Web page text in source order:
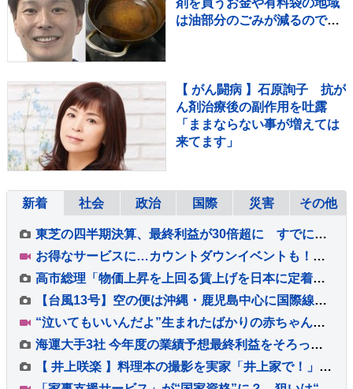
剤を買うお金や有料袋の地域
は油部分のごみが減るので、
【 がん闘病 】石原詢子 抗が
ん剤治療後の副作用を吐露
「ままならない事が増えては
来てます」
新着 社会 政治 国際 災害 その他
東芝の四半期決算、最終利益が30倍超に すでに年間最高を更新 キオクシアHD効果も
お得なサービスに…カウントダウンイベントも！末広がりの「八」が並ぶ令和8年8月8日に日本列島が大盛り上がり！【Nスタ解説】
高市総理「物価上昇を上回る賃上げを日本に定着させる」 国家公務員月給3.51％増へ 人事院の勧告を受け
【台風13号】空の便は沖縄・鹿児島中心に国際線にも台風の影響 ANA・JALは8日も欠航計209便 7日午後8時半現在
“泣いてもいいんだよ”生まれたばかりの赤ちゃんと母親の居場所「1時間おきに泣いて、迷惑かけてしまうのでは」【熊本地震から10日 新たな支援の輪】
海運大手3社 今年度の業績予想最終利益をそろって上方修正 ホルムズ海峡封鎖で輸送ルートが多様化し船舶需要増
【 井上咲楽 】料理本の撮影を実家「井上家で！」愛猫「ねじ」が家族を見つめる中 総出で料理